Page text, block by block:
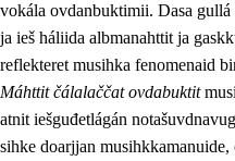
vokála ovdanbuktimii. Dasa
ja ieš háliida albmanahttit ja
reflekteret musihka fenomenaid
Máhttit čálalaččat ovdabuktit
atnit iešguđetlágán
sihke doarjjan